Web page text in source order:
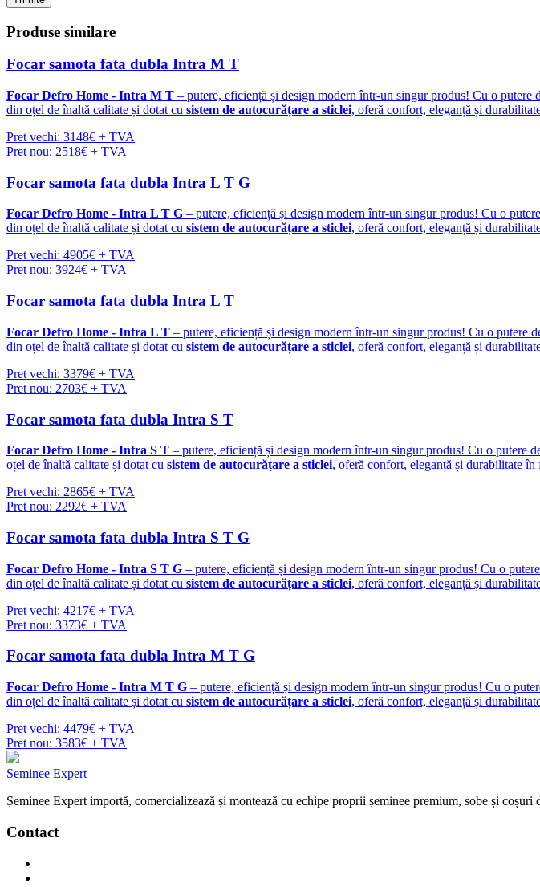
Produse similare
Focar samota fata dubla Intra M T
Focar Defro Home - Intra M T – putere, eficiență și design modern într-un singur produs! Cu o putere
din oțel de înaltă calitate și dotat cu sistem de autocurățare a sticlei, oferă confort, eleganță și
Pret vechi: 3148€ + TVA
Pret nou: 2518€ + TVA
Focar samota fata dubla Intra L T G
Focar Defro Home - Intra L T G – putere, eficiență și design modern într-un singur produs! Cu o
din oțel de înaltă calitate și dotat cu sistem de autocurățare a sticlei, oferă confort, eleganță și
Pret vechi: 4905€ + TVA
Pret nou: 3924€ + TVA
Focar samota fata dubla Intra L T
Focar Defro Home - Intra L T – putere, eficiență și design modern într-un singur produs! Cu o putere
din oțel de înaltă calitate și dotat cu sistem de autocurățare a sticlei, oferă confort, eleganță și
Pret vechi: 3379€ + TVA
Pret nou: 2703€ + TVA
Focar samota fata dubla Intra S T
Focar Defro Home - Intra S T – putere, eficiență și design modern într-un singur produs! Cu o putere
oțel de înaltă calitate și dotat cu sistem de autocurățare a sticlei, oferă confort, eleganță și durabilitate în
Pret vechi: 2865€ + TVA
Pret nou: 2292€ + TVA
Focar samota fata dubla Intra S T G
Focar Defro Home - Intra S T G – putere, eficiență și design modern într-un singur produs! Cu o
din oțel de înaltă calitate și dotat cu sistem de autocurățare a sticlei, oferă confort, eleganță și
Pret vechi: 4217€ + TVA
Pret nou: 3373€ + TVA
Focar samota fata dubla Intra M T G
Focar Defro Home - Intra M T G – putere, eficiență și design modern într-un singur produs! Cu o
din oțel de înaltă calitate și dotat cu sistem de autocurățare a sticlei, oferă confort, eleganță și
Pret vechi: 4479€ + TVA
Pret nou: 3583€ + TVA
Seminee Expert
Șeminee Expert importă, comercializează și montează cu echipe proprii șeminee premium, sobe și
Contact